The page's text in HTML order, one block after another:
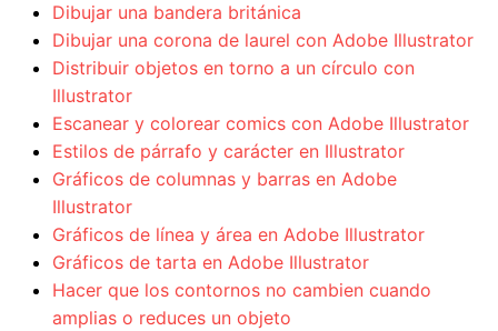
Dibujar una bandera británica
Dibujar una corona de laurel con Adobe Illustrator
Distribuir objetos en torno a un círculo con
Illustrator
Escanear y colorear comics con Adobe Illustrator
Estilos de párrafo y carácter en Illustrator
Gráficos de columnas y barras en Adobe
Illustrator
Gráficos de línea y área en Adobe Illustrator
Gráficos de tarta en Adobe Illustrator
Hacer que los contornos no cambien cuando
amplias o reduces un objeto